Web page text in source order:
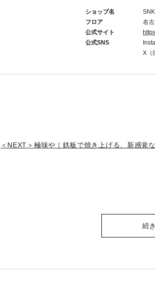
ショップ名
フロア
名
公式サイト
公式SNS
X（
＜NEXT＞極味や｜鉄板で焼き上げる、新感覚
続